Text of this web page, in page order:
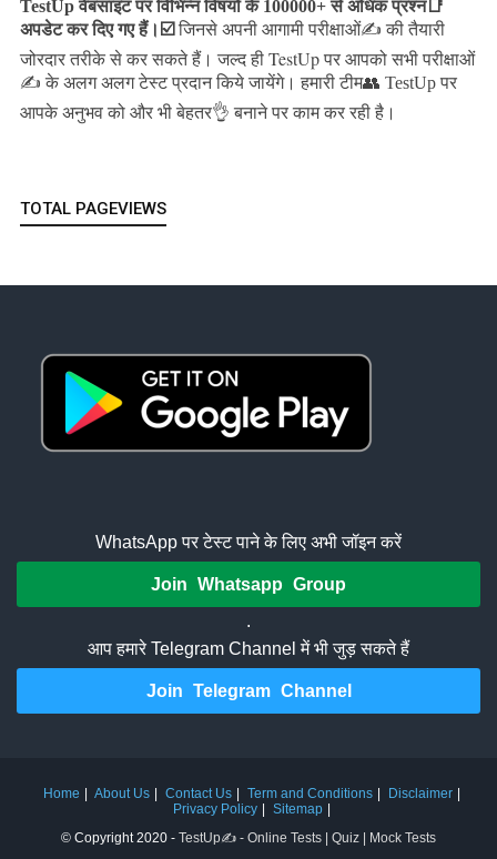
TestUp वेबसाइट पर विभिन्न विषयों के 100000+ से अधिक प्रश्न📑
अपडेट कर दिए गए हैं। ☑️ जिनसे अपनी आगामी परीक्षाओं✍️ की तैयारी
जोरदार तरीके से कर सकते हैं।जल्द ही TestUp पर आपको सभी परीक्षाओं
✍️ के अलग अलग टेस्ट प्रदान किये जायेंगे। हमारी टीम👥 TestUp पर
आपके अनुभव को और भी बेहतर👌 बनाने पर काम कर रही है।
TOTAL PAGEVIEWS
WhatsApp पर टेस्ट पाने के लिए अभी जॉइन करें
Join Whatsapp Group
.
आप हमारे Telegram Channel में भी जुड़ सकते हैं
Join Telegram Channel
Home About Us Contact Us Term and Conditions
Disclaimer
Privacy Policy
Sitemap
© Copyright 2020 - TestUp✍️ - Online Tests | Quiz | Mock Tests